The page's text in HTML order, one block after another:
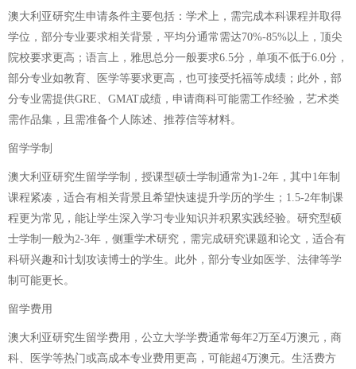
澳大利亚研究生申请条件主要包括：学术上，需完成本科课程并取得
学位，部分专业要求相关背景，平均分通常需达70%-85%以上，顶尖
院校要求更高；语言上，雅思总分一般要求6.5分，单项不低于6.0分，
部分专业如教育、医学等要求更高，也可接受托福等成绩；此外，部
分专业需提供GRE、GMAT成绩，申请商科可能需工作经验，艺术类
需作品集，且需准备个人陈述、推荐信等材料。
留学学制
澳大利亚研究生留学学制，授课型硕士学制通常为1-2年，其中1年制
课程紧凑，适合有相关背景且希望快速提升学历的学生；1.5-2年制课
程更为常见，能让学生深入学习专业知识并积累实践经验。研究型硕
士学制一般为2-3年，侧重学术研究，需完成研究课题和论文，适合有
科研兴趣和计划攻读博士的学生。此外，部分专业如医学、法律等学
制可能更长。
留学费用
澳大利亚研究生留学费用，公立大学学费通常每年2万至4万澳元，商
科、医学等热门或高成本专业费用更高，可能超4万澳元。生活费方